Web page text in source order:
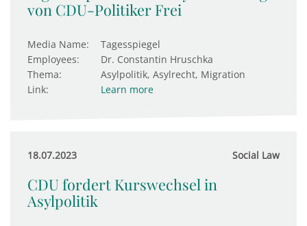
von CDU-Politiker Frei
Media Name:
Tagesspiegel
Employees:
Dr. Constantin Hruschka
Thema:
Asylpolitik, Asylrecht, Migration
Link:
Learn more
18.07.2023 Social Law
CDU fordert Kurswechsel in
Asylpolitik